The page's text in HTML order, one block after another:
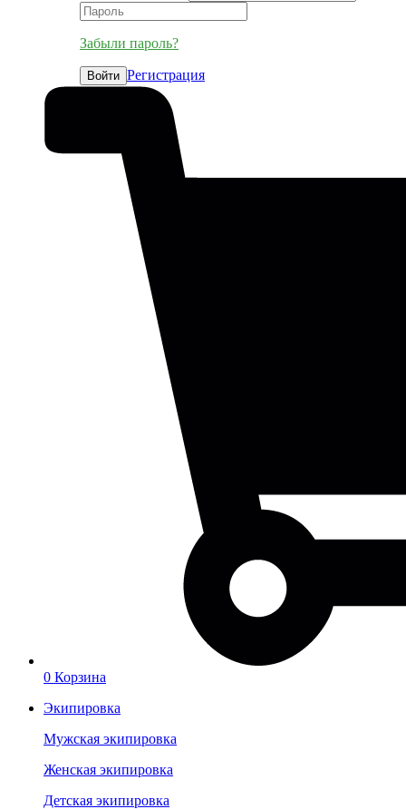
Забыли пароль?
Войти Регистрация
0 Корзина
Экипировка
Мужская экипировка
Женская экипировка
Детская экипировка